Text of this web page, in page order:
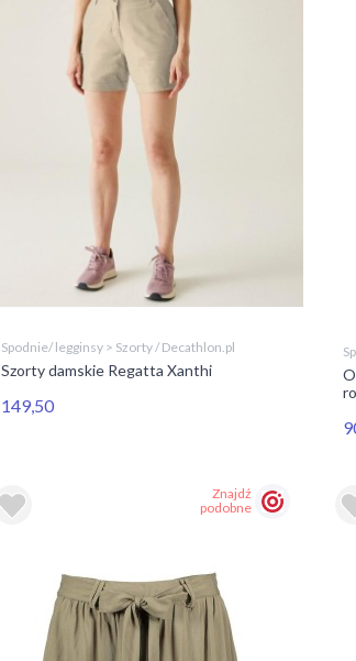
Spodnie/ legginsy > Szorty / Decathlon.pl
Szorty damskie Regatta Xanthi
149,50
Znajdź
podobne